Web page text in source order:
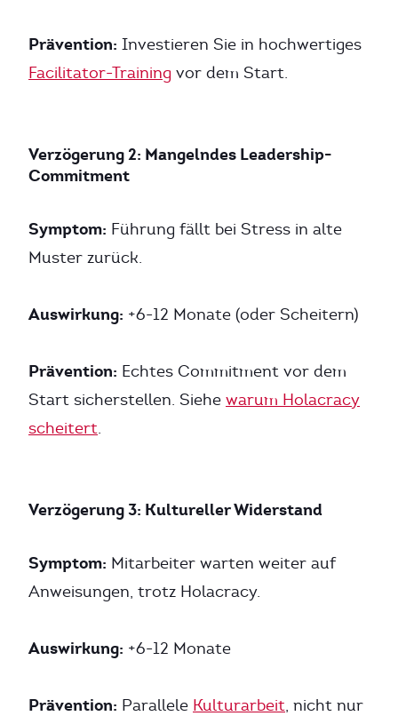
Prävention: Investieren Sie in hochwertiges
Facilitator-Training vor dem Start.
Verzögerung 2: Mangelndes Leadership-
Commitment
Symptom: Führung fällt bei Stress in alte
Muster zurück.
Auswirkung: +6-12 Monate (oder Scheitern)
Prävention: Echtes Commitment vor dem
Start sicherstellen. Siehe warum Holacracy
scheitert.
Verzögerung 3: Kultureller Widerstand
Symptom: Mitarbeiter warten weiter auf
Anweisungen, trotz Holacracy.
Auswirkung: +6-12 Monate
Prävention: Parallele Kulturarbeit, nicht nur